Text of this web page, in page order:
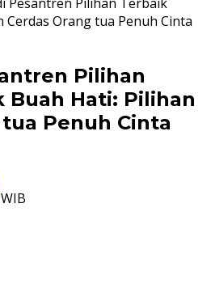
Orang tua Penuh Cinta
Pilihan
Buah Hati: Pilihan
Penuh Cinta